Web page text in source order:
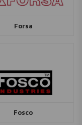
Forsa
Fosco